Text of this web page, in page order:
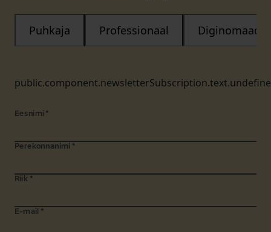
Puhkaja Professionaal Diginomaad
Eesnimi *
Perekonnanimi *
Riik *
E-mail *